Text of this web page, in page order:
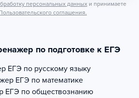
персональных данных и принимаете
соглашения.
по подготовке к ЕГЭ
ЕГЭ по русскому языку
ЕГЭ по математике
ЕГЭ по обществознанию